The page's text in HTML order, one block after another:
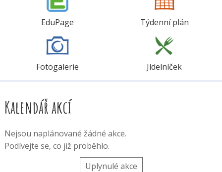
EduPage Týdenní plán
Fotogalerie Jídelníček
Kalendář akcí
Nejsou naplánované žádné akce.
Podívejte se, co již proběhlo.
Uplynulé akce